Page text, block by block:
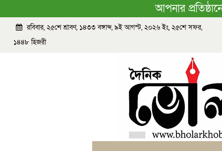
আপনার
রবিবার, ২৫শে শ্রাবণ, ১৪৩৩ বঙ্গাব্দ, ৯ই আগস্ট, ২০২৬ ইং, ২৫শে সফর,
১৪৪৮ হিজরী